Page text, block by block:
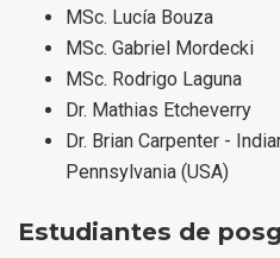
MSc. Lucía Bouza
MSc. Gabriel Mordecki
MSc. Rodrigo Laguna
Dr. Mathias Etcheverry
Dr. Brian Carpenter -
Pennsylvania (USA)
Estudiantes de